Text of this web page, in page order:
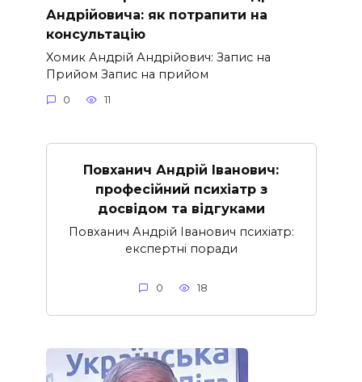
Андрійовича: як потрапити на
консультацію
Хомик Андрій Андрійович: Запис на
Прийом Запис на прийом
0 11
Повханич Андрій Іванович:
професійний психіатр з
досвідом та відгуками
Повханич Андрій Іванович психіатр:
експертні поради
0 18